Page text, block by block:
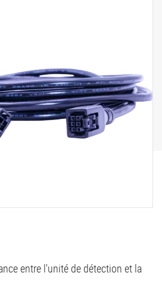
entre l'unité de détection et la